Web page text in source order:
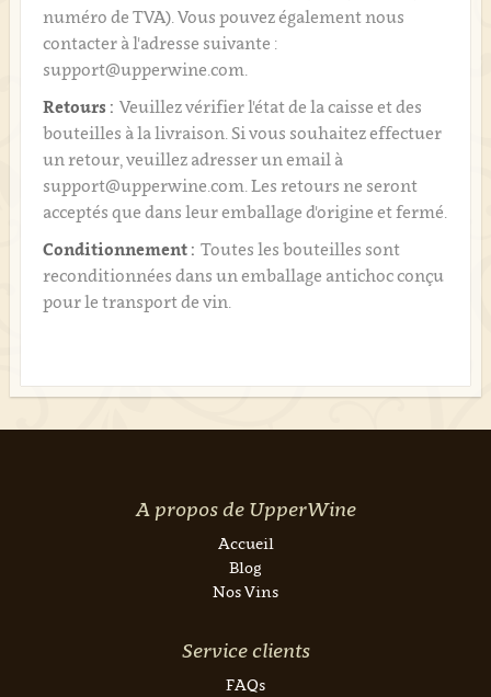
numéro de TVA). Vous pouvez également nous
contacter à l'adresse suivante :
support@upperwine.com.
Retours : Veuillez vérifier l'état de la caisse et des
bouteilles à la livraison. Si vous souhaitez effectuer
un retour, veuillez adresser un email à
support@upperwine.com. Les retours ne seront
acceptés que dans leur emballage d'origine et fermé.
Conditionnement : Toutes les bouteilles sont
reconditionnées dans un emballage antichoc conçu
pour le transport de vin.
A propos de UpperWine
Accueil
Blog
Nos Vins
Service clients
FAQs